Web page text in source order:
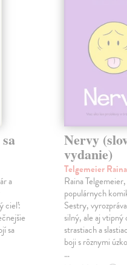
a
cieľ:
sa
Nervy
vydanie)
Telgemeier Raina
Raina
populárnych
Sestry,
silný, ale aj vtipný
strastiach a
boji s rôznymi
…